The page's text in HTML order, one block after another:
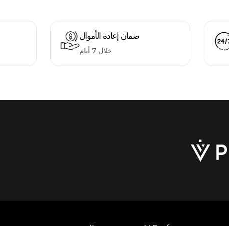
ضمان إعادة الأموال
خلال 7 أيام